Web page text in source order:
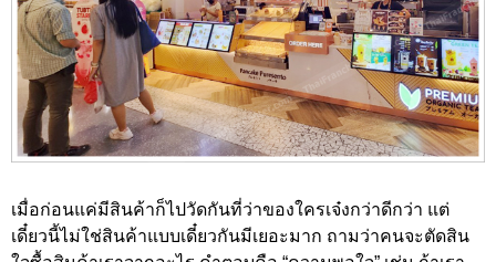
เมื่อก่อนแค่มีสินค้าก็ไปวัดกันที่ว่าของใครเจ๋งกว่าดีกว่า แต่
เดี๋ยวนี้ไม่ใช่สินค้าแบบเดี๋ยวกันมีเยอะมาก ถามว่าคนจะตัดสิน